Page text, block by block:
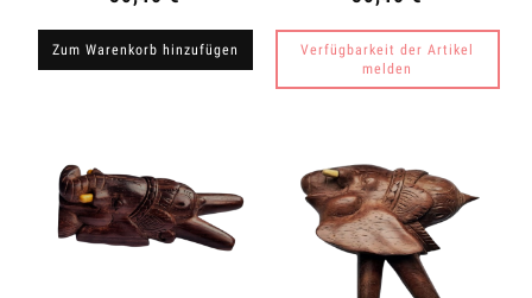
Zum Warenkorb hinzufügen
Verfügbarkeit der Artikel
melden